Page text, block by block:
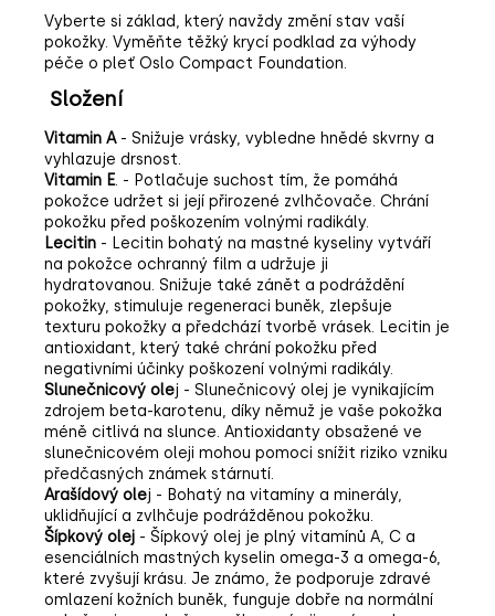
Vyberte si základ, který navždy změní stav vaší
pokožky. Vyměňte těžký krycí podklad za výhody
péče o pleť Oslo Compact Foundation.
Složení
Vitamin A - Snižuje vrásky, vybledne hnědé skvrny a
vyhlazuje drsnost.
Vitamin E. - Potlačuje suchost tím, že pomáhá
pokožce udržet si její přirozené zvlhčovače. Chrání
pokožku před poškozením volnými radikály.
Lecitin - Lecitin bohatý na mastné kyseliny vytváří
na pokožce ochranný film a udržuje ji
hydratovanou. Snižuje také zánět a podráždění
pokožky, stimuluje regeneraci buněk, zlepšuje
texturu pokožky a předchází tvorbě vrásek. Lecitin je
antioxidant, který také chrání pokožku před
negativními účinky poškození volnými radikály.
Slunečnicový olej - Slunečnicový olej je vynikajícím
zdrojem beta-karotenu, díky němuž je vaše pokožka
méně citlivá na slunce. Antioxidanty obsažené ve
slunečnicovém oleji mohou pomoci snížit riziko vzniku
předčasných známek stárnutí.
Arašídový olej - Bohatý na vitamíny a minerály,
uklidňující a zvlhčuje podrážděnou pokožku.
Šípkový olej - Šípkový olej je plný vitamínů A, C a
esenciálních mastných kyselin omega-3 a omega-6,
které zvyšují krásu. Je známo, že podporuje zdravé
omlazení kožních buněk, funguje dobře na normální